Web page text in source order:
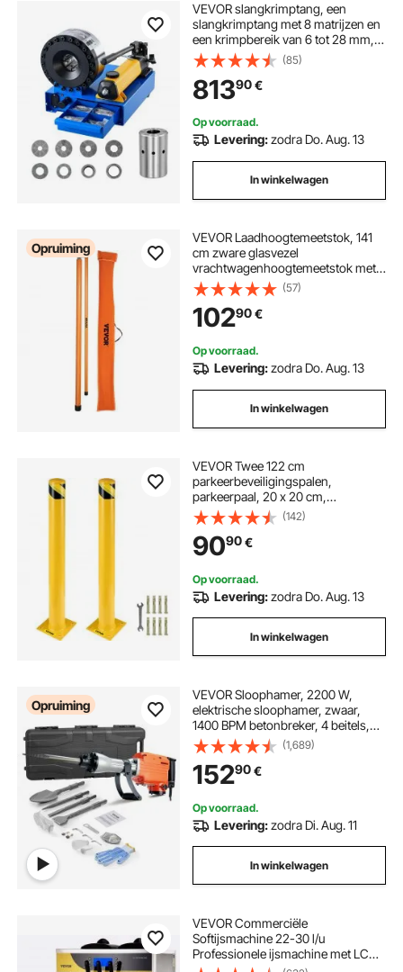
VEVOR slangkrimptang, een
slangkrimptang met 8 matrijzen en
een krimpbereik van 6 tot 28 mm,
voor lagedruk- en hogedruk-
olieleidingen,
gas-/water-/airconditioningslangen
en kabelaansluitingen.
(85)
81390€
Op voorraad.
Levering:zodra Do. Aug. 13
In winkelwagen
Opruiming
VEVOR Laadhoogtemeetstok, 141
cm zware glasvezel
vrachtwagenhoogtemeetstok met
verstelbare staaf, niet-geleidende
vrachtwagenhoogtemeetstok met
draagtas, meetstok voor
vrachtwagens
(57)
10290€
Op voorraad.
Levering:zodra Do. Aug. 13
In winkelwagen
VEVOR Twee 122 cm
parkeerbeveiligingspalen,
parkeerpaal, 20 x 20 cm,
parkeerpaal, parkeerpaal,
verkeersbuispaal, geschikt voor
binnen- en buitenparkeerplaatsen
(142)
9090€
Op voorraad.
Levering:zodra Do. Aug. 13
In winkelwagen
Opruiming
VEVOR Sloophamer, 2200 W,
elektrische sloophamer, zwaar,
1400 BPM betonbreker, 4 beitels,
handschoenen
(1,689)
15290€
Op voorraad.
Levering:zodra Di. Aug. 11
In winkelwagen
VEVOR Commerciële
Softijsmachine 22-30 l/u
Professionele ijsmachine met LCD-
display, 3 smaken, tafelmodel voor